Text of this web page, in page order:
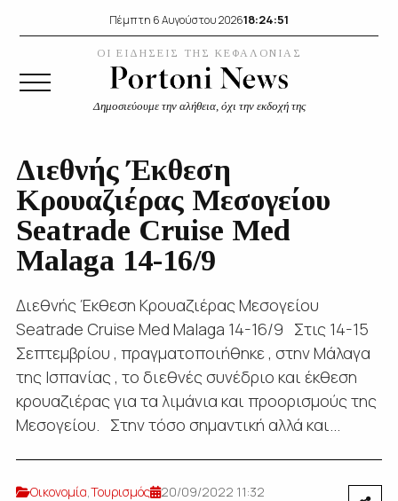
Πέμπτη 6 Αυγούστου 202618:24:53
ΟΙ ΕΙΔΗΣΕΙΣ ΤΗΣ ΚΕΦΑΛΟΝΙΑΣ
Δημοσιεύουμε την αλήθεια, όχι την εκδοχή της
Διεθνής Έκθεση
Κρουαζιέρας Μεσογείου
Seatrade Cruise Med
Malaga 14-16/9
Διεθνής Έκθεση Κρουαζιέρας Μεσογείου
Seatrade Cruise Med Malaga 14-16/9 Στις 14-15
Σεπτεμβρίου , πραγματοποιήθηκε , στην Μάλαγα
της Ισπανίας , το διεθνές συνέδριο και έκθεση
κρουαζιέρας για τα λιμάνια και προορισμούς της
Μεσογείου. Στην τόσο σημαντική αλλά και...
Οικονομία,Τουρισμός
20/09/2022 11:32